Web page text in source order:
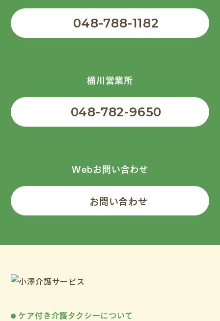
048-788-1182
桶川営業所
048-782-9650
Webお問い合わせ
お問い合わせ
ケア付き介護タクシーについて